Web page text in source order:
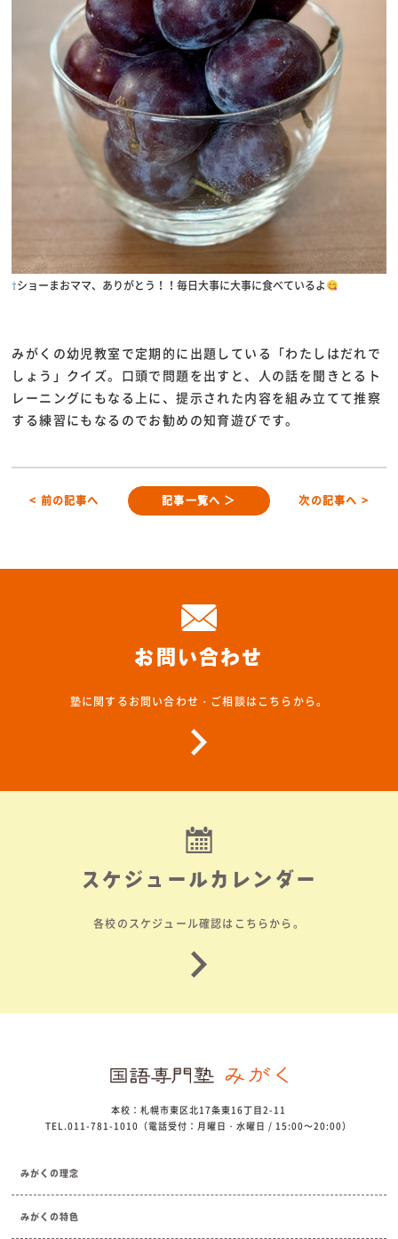
⇧ショーまおママ、ありがとう！！毎日大事に大事に食べているよ
みがくの幼児教室で定期的に出題している「わたしはだれで
しょう」クイズ。口頭で問題を出すと、人の話を聞きとるト
レーニングにもなる上に、提示された内容を組み立てて推察
する練習にもなるのでお勧めの知育遊びです。
< 前の記事へ 記事一覧へ ＞ 次の記事へ >
お問い合わせ
塾に関するお問い合わせ・ご相談はこちらから。
スケジュールカレンダー
各校のスケジュール確認はこちらから。
本校：札幌市東区北17条東16丁目2-11
TEL.011-781-1010（電話受付：月曜日・水曜日 / 15:00～20:00）
みがくの理念
みがくの特色